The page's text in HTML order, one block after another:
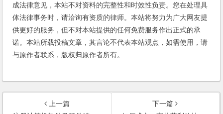
成法律意见，本站不对资料的完整性和时效性负责。您在处理具
体法律事务时，请洽询有资质的律师。本站将努力为广大网友提
供更好的服务，但不对本站提供的任何免费服务作出正式的承
诺。本站所载投稿文章，其言论不代表本站观点，如需使用，请
与原作者联系，版权归原作者所有。
上一篇
下一篇